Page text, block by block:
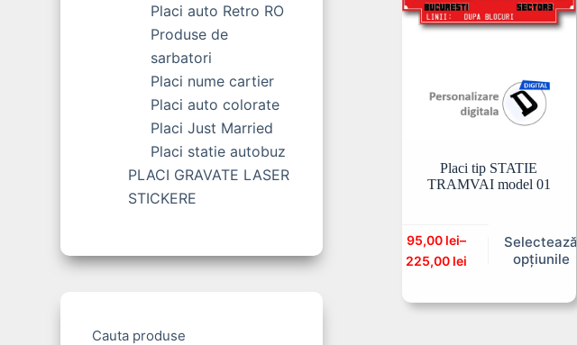
Placi tip STATIE
TRAMVAI model 01
95,00 lei–
225,00 lei
Selectează
opțiunile
Placi auto Retro RO
Produse de
sarbatori
Placi nume cartier
Placi auto colorate
Placi Just Married
Placi statie autobuz
PLACI GRAVATE LASER
STICKERE
Cauta produse